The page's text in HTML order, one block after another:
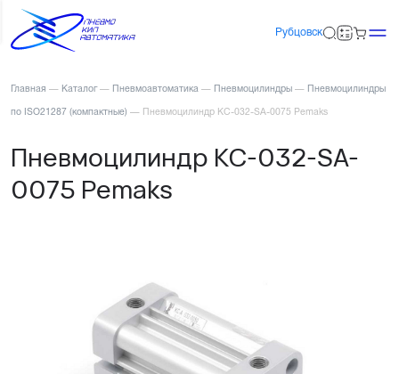
Рубцовск
Главная — Каталог — Пневмоавтоматика — Пневмоцилиндры — Пневмоцилиндры
по ISO21287 (компактные) — Пневмоцилиндр KC-032-SA-0075 Pemaks
Пневмоцилиндр KC-032-SA-
0075 Pemaks